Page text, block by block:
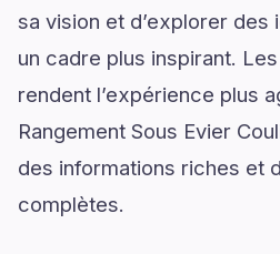
sa vision et d’explorer des
un cadre plus inspirant.
rendent l’expérience plus
Rangement Sous Evier
des informations riches et
complètes.